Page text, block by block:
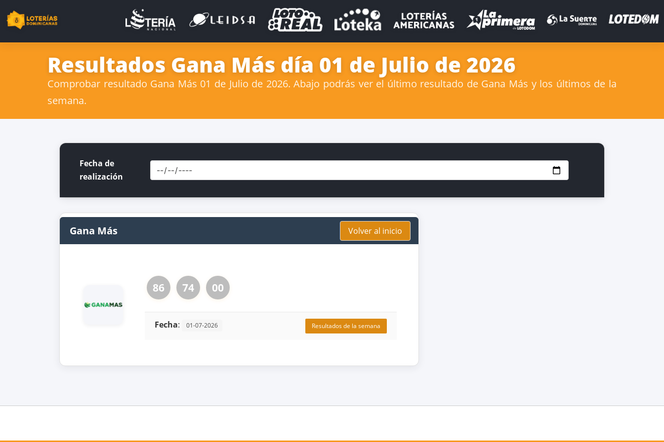
Resultados Gana Más día 01 de Julio de 2026
Comprobar resultado Gana Más 01 de Julio de 2026. Abajo podrás ver el último resultado de Gana Más y los últimos de la
semana.
Fecha de
realización
Gana Más Volver al inicio
86 74 00
Fecha: 01-07-2026 Resultados de la semana